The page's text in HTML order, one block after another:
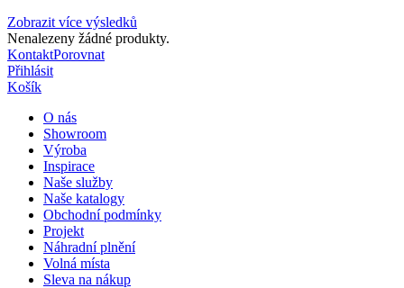
Zobrazit více výsledků
Nenalezeny žádné produkty.
KontaktPorovnat
Přihlásit
Košík
O nás
Showroom
Výroba
Inspirace
Naše služby
Naše katalogy
Obchodní podmínky
Projekt
Náhradní plnění
Volná místa
Sleva na nákup